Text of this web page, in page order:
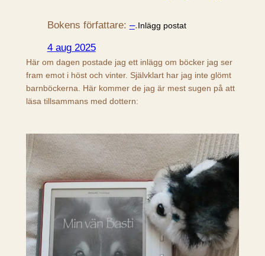
Bokens författare: –.Inlägg postat
4 aug 2025
Här om dagen postade jag ett inlägg om böcker jag ser
fram emot i höst och vinter. Självklart har jag inte glömt
barnböckerna. Här kommer de jag är mest sugen på att
läsa tillsammans med dottern: